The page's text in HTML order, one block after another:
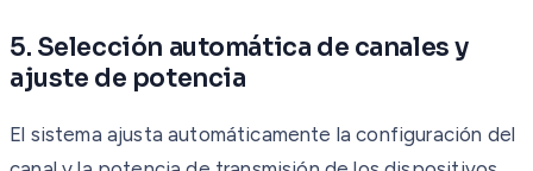
5. Selección automática de canales y
ajuste de potencia
El sistema ajusta automáticamente la configuración del